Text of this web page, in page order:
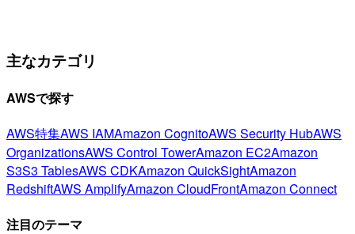
主なカテゴリ
AWSで探す
AWS特集AWS IAMAmazon CognitoAWS Security HubAWS
OrganizationsAWS Control TowerAmazon EC2Amazon
S3S3 TablesAWS CDKAmazon QuickSightAmazon
RedshiftAWS AmplifyAmazon CloudFrontAmazon Connect
注目のテーマ